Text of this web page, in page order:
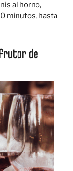
al horno,
minutos, hasta
de